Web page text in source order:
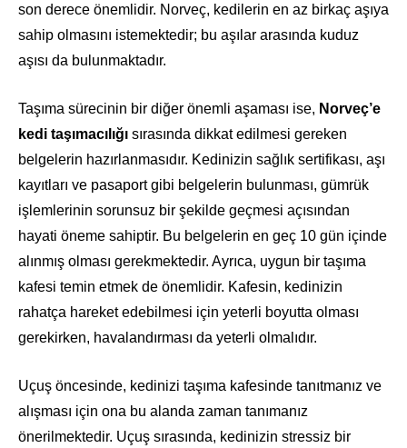
son derece önemlidir. Norveç, kedilerin en az birkaç aşıya
sahip olmasını istemektedir; bu aşılar arasında kuduz
aşısı da bulunmaktadır.
Taşıma sürecinin bir diğer önemli aşaması ise, Norveç’e
kedi taşımacılığı sırasında dikkat edilmesi gereken
belgelerin hazırlanmasıdır. Kedinizin sağlık sertifikası, aşı
kayıtları ve pasaport gibi belgelerin bulunması, gümrük
işlemlerinin sorunsuz bir şekilde geçmesi açısından
hayati öneme sahiptir. Bu belgelerin en geç 10 gün içinde
alınmış olması gerekmektedir. Ayrıca, uygun bir taşıma
kafesi temin etmek de önemlidir. Kafesin, kedinizin
rahatça hareket edebilmesi için yeterli boyutta olması
gerekirken, havalandırması da yeterli olmalıdır.
Uçuş öncesinde, kedinizi taşıma kafesinde tanıtmanız ve
alışması için ona bu alanda zaman tanımanız
önerilmektedir. Uçuş sırasında, kedinizin stressiz bir